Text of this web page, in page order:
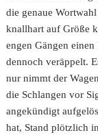
die genaue
knallhart auf Größe
engen Gängen
dennoch veräppelt.
nur nimmt der
die Schlangen vor
angekündigt
hat, Stand plötzlich